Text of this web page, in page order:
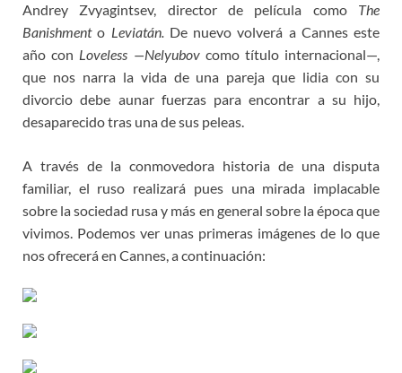
e
b
o
o
k
t
t
e
t
o
d
o
n
y
L
i
n
k
e
m
e
t
e
r
e
s
t
Andrey Zvyagintsev, director de película como The
Banishmento Leviatán. De nuevo volverá a Cannes este
año con Loveless —Nelyubovcomo título internacional—,
que nos narra la vida de una pareja que lidia con su
divorcio debe aunar fuerzas para encontrar a su hijo,
desaparecido tras una de sus peleas.
A través de la conmovedora historia de una disputa
familiar, el ruso realizará pues una mirada implacable
sobre la sociedad rusa y más en general sobre la época que
vivimos. Podemos ver unas primeras imágenes de lo que
nos ofrecerá en Cannes, a continuación: